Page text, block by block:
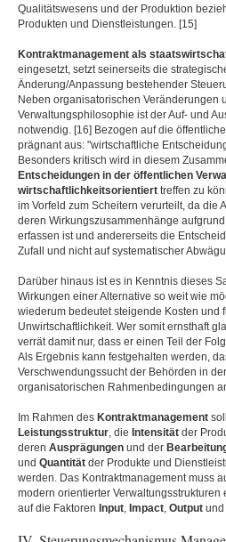
Qualitätswesens und der Produktion
Produkten und Dienstleistungen. [15]
Kontraktmanagement als
eingesetzt, setzt seinerseits die
Änderung/Anpassung bestehender
Neben organisatorischen Veränderungen
Verwaltungsphilosophie ist der Auf- und
notwendig. [16] Bezogen auf die
prägnant aus: "wirtschaftliche
Besonders kritisch wird in diesem
Entscheidungen in der öffentlichen
wirtschaftlichkeitsorientiert treffen zu
im Vorfeld zum Scheitern verurteilt, da die
deren Wirkungszusammenhänge
erfassen ist und andererseits die
Zufall und nicht auf systematischer
Darüber hinaus ist es in Kenntnis dieses
Wirkungen einer Alternative so weit wie
wiederum bedeutet steigende Kosten und
Unwirtschaftlichkeit. Wer somit ernsthaft
verrät damit nur, dass er einen Teil der
Als Ergebnis kann festgehalten werden,
Verschwendungssucht der Behörden in
organisatorischen Rahmenbedingungen
Im Rahmen des Kontraktmanagement
Leistungsstruktur, die Intensität der
deren Ausprägungen und der
und Quantität der Produkte und
werden. Das Kontraktmanagement muss
modern orientierter
auf die Faktoren Input, Impact, Output und